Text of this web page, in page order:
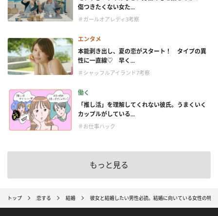
傷つきたくない女た...
＃ガールオアレディ3考察
エンタメ
本能剥き出し、夏の恋がスタート！ タイプの異
性に一直線♡ 早く...
＃シャッフルアイランド7考察
働く
「推し活」を理解してくれない彼氏。うまくいく
カップルがしている...
＃お仕事ハック
もっと見る
トップ 恋する 結婚 彼女と結婚したい男性必読。結婚に向いている女性の特徴